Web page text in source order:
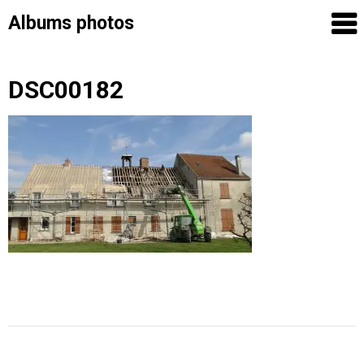
Albums photos
Skip
DSC00182